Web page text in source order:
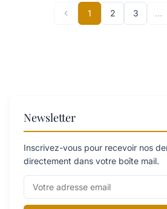
1 2 3 …
Newsletter
Inscrivez-vous pour recevoir nos
directement dans votre boîte mail.